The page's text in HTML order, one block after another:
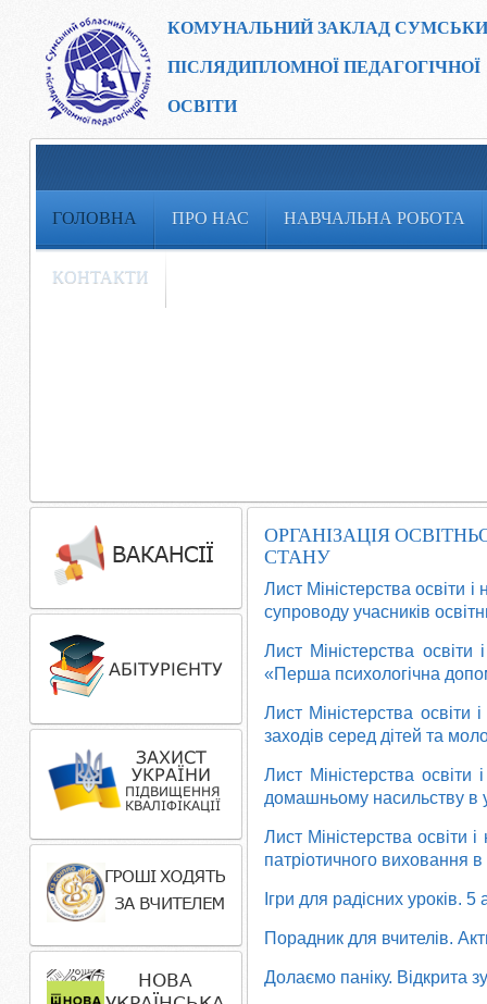
КОМУНАЛЬНИЙ ЗАКЛАД
ПІСЛЯДИПЛОМНОЇ ПЕДАГОГІЧНОЇ
ОСВІТИ
ГОЛОВНА ПРО НАС НАВЧАЛЬНА РОБОТА
КОНТАКТИ
ОРГАНІЗАЦІЯ
СТАНУ
Лист Міністерства освіти
супроводу учасників
Лист Міністерства
«Перша психологічна
Лист Міністерства
заходів серед дітей та
Лист Міністерства
домашньому насильству в
Лист Міністерства освіти
патріотичного виховання
Ігри для радісних уроків.
Порадник для вчителів.
Долаємо паніку. Відкрита